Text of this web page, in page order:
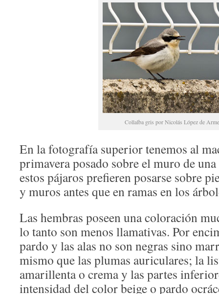
Collalba gris por Nicolás López de
En la fotografía superior tenemos al
primavera posado sobre el muro de
estos pájaros prefieren posarse sobre
y muros antes que en ramas en los
Las hembras poseen una coloración
lo tanto son menos llamativas. Por
pardo y las alas no son negras sino
mismo que las plumas auriculares; la
amarillenta o crema y las partes
intensidad del color beige o pardo